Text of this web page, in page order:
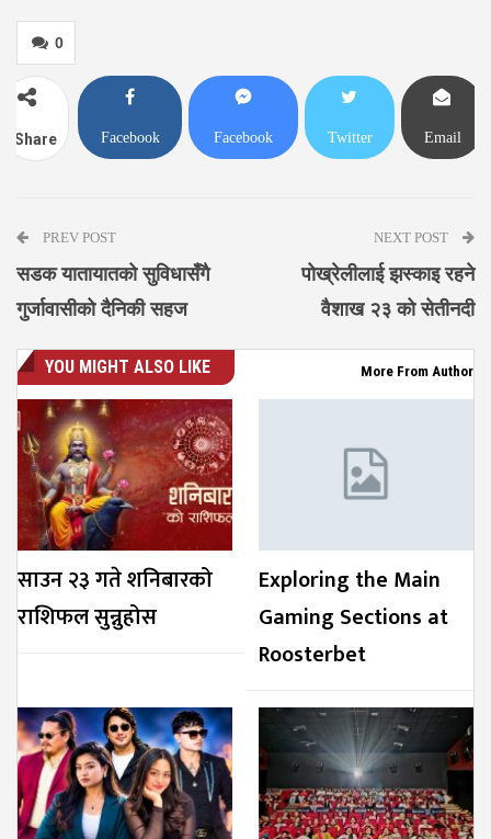
0
Share Facebook Facebook Twitter Email
PREV POST
सडक यातायातको सुविधासँगै
गुर्जावासीको दैनिकी सहज
NEXT POST
पोख्रेलीलाई झस्काइ रहने
वैशाख २३ को सेतीनदी
YOU MIGHT ALSO LIKE More From Author
साउन २३ गते शनिबारको
राशिफल सुन्नुहोस
Exploring the Main
Gaming Sections at
Roosterbet